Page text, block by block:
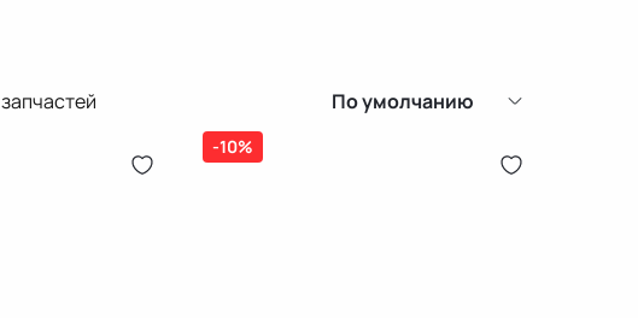
запчастей По умолчанию
-10%